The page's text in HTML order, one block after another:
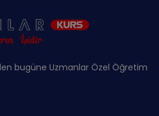
bugüne Uzmanlar Özel Öğretim